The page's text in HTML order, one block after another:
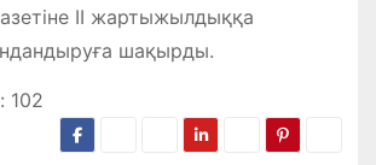
ІІ жартыжылдыққа
шақырды.
102